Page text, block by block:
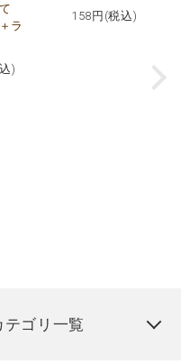
て
ラ
)
158 円(税込)
ゴリ一覧